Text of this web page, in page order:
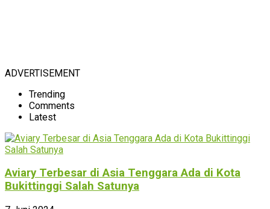
ADVERTISEMENT
Trending
Comments
Latest
Aviary Terbesar di Asia Tenggara Ada di Kota
Bukittinggi Salah Satunya